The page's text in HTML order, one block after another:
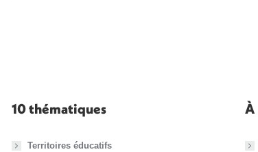
10 thématiques
Territoires éducatifs
À